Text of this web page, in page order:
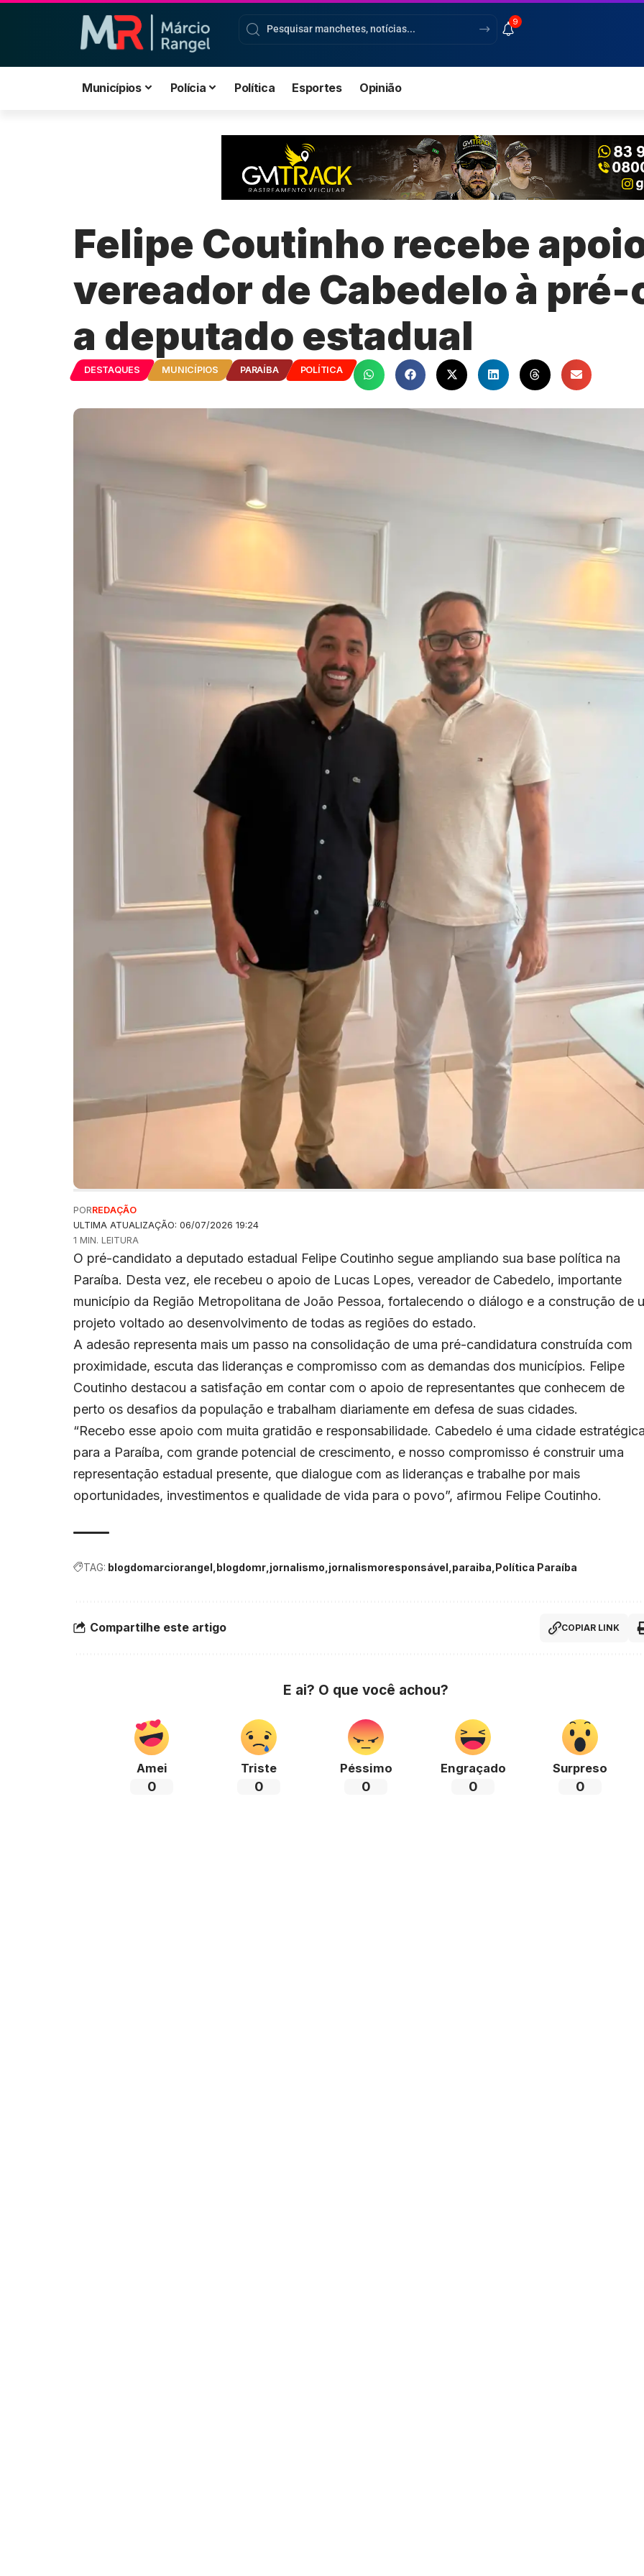
9
Municípios Polícia Política Esportes Opinião
Felipe Coutinho recebe
vereador de Cabedelo à
a deputado estadual
DESTAQUES MUNICÍPIOS PARAÍBA POLÍTICA
ULTIMA ATUALIZAÇÃO: 06/07/2026 19:24
PORREDAÇÃO
1 MIN. LEITURA
O pré-candidato a deputado estadual Felipe Coutinho segue ampliando sua base política na
Paraíba. Desta vez, ele recebeu o apoio de Lucas Lopes, vereador de Cabedelo, importante
município da Região Metropolitana de João Pessoa, fortalecendo o diálogo e a construção de
projeto voltado ao desenvolvimento de todas as regiões do estado.
A adesão representa mais um passo na consolidação de uma pré-candidatura construída com
proximidade, escuta das lideranças e compromisso com as demandas dos municípios. Felipe
Coutinho destacou a satisfação em contar com o apoio de representantes que conhecem de
perto os desafios da população e trabalham diariamente em defesa de suas cidades.
“Recebo esse apoio com muita gratidão e responsabilidade. Cabedelo é uma cidade
para a Paraíba, com grande potencial de crescimento, e nosso compromisso é construir uma
representação estadual presente, que dialogue com as lideranças e trabalhe por mais
oportunidades, investimentos e qualidade de vida para o povo”, afirmou Felipe Coutinho.
TAG: blogdomarciorangel blogdomr jornalismo jornalismoresponsável paraiba Política Paraíba
Compartilhe este artigo COPIAR LINK
E ai? O que você achou?
Amei
0
Triste
0
Péssimo
0
Engraçado
0
Surpreso
0